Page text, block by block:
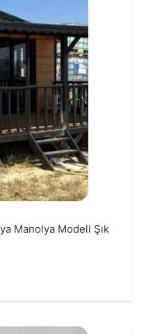
Manolya Modeli Şık